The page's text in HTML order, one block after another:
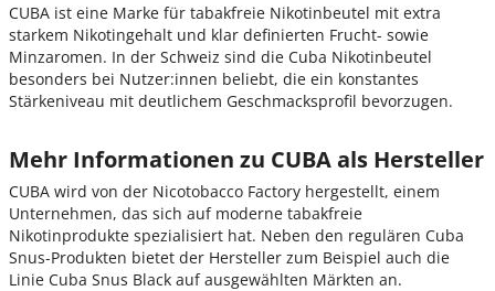
CUBA ist eine Marke für tabakfreie Nikotinbeutel mit extra
starkem Nikotingehalt und klar definierten Frucht- sowie
Minzaromen. In der Schweiz sind die Cuba Nikotinbeutel
besonders bei Nutzer:innen beliebt, die ein konstantes
Stärkeniveau mit deutlichem Geschmacksprofil bevorzugen.
Mehr Informationen zu CUBA als Hersteller
CUBA wird von der Nicotobacco Factory hergestellt, einem
Unternehmen, das sich auf moderne tabakfreie
Nikotinprodukte spezialisiert hat. Neben den regulären Cuba
Snus-Produkten bietet der Hersteller zum Beispiel auch die
Linie Cuba Snus Black auf ausgewählten Märkten an.